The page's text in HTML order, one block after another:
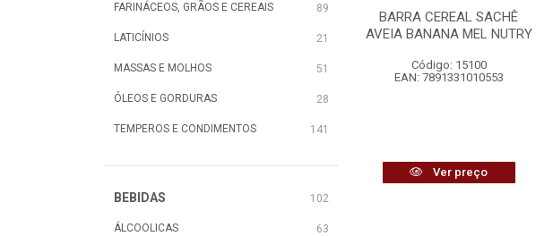
FARINÁCEOS, GRÃOS E CEREAIS 89
LATICÍNIOS 21
MASSAS E MOLHOS 51
ÓLEOS E GORDURAS 28
TEMPEROS E CONDIMENTOS 141
BEBIDAS 102
ÁLCOOLICAS 63
BARRA CEREAL SACHÊ
AVEIA BANANA MEL NUTRY
Código: 15100
EAN: 7891331010553
Ver preço